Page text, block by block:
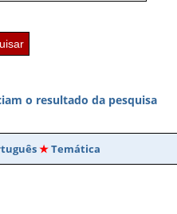
o resultado da pesquisa
Temática